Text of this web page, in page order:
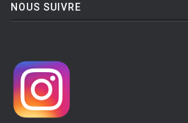
NOUS SUIVRE